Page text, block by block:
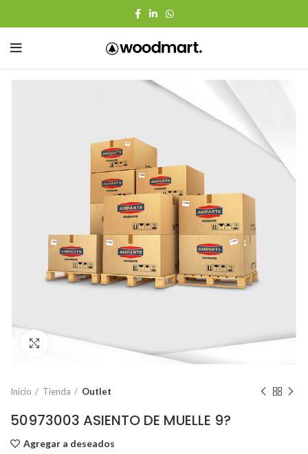
Click to enlarge
Inicio Tienda Outlet
50973003 ASIENTO DE MUELLE 9?
Agregar a deseados